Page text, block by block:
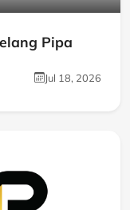
Pipa
Jul 18, 2026